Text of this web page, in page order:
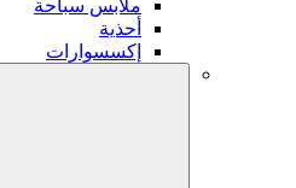
ملابس سباحة
أحذية
إكسسوارات